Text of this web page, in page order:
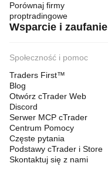
Porównaj firmy
proptradingowe
Wsparcie i zaufanie
Społeczność i pomoc
Traders First™
Blog
Otwórz cTrader Web
Discord
Serwer MCP cTrader
Centrum Pomocy
Częste pytania
Podstawy cTrader i Store
Skontaktuj się z nami